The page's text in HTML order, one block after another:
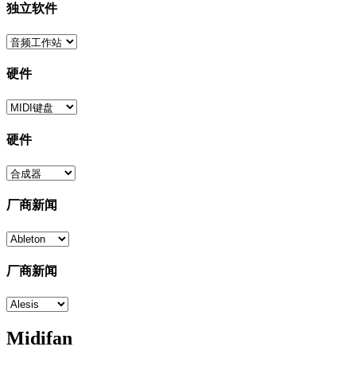
独立软件
硬件
硬件
厂商新闻
厂商新闻
Midifan